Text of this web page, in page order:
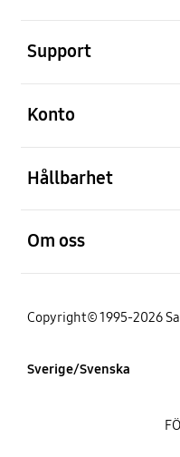
Support
Konto
Hållbarhet
Om oss
Copyright© 1995-2026
Sverige/Svenska